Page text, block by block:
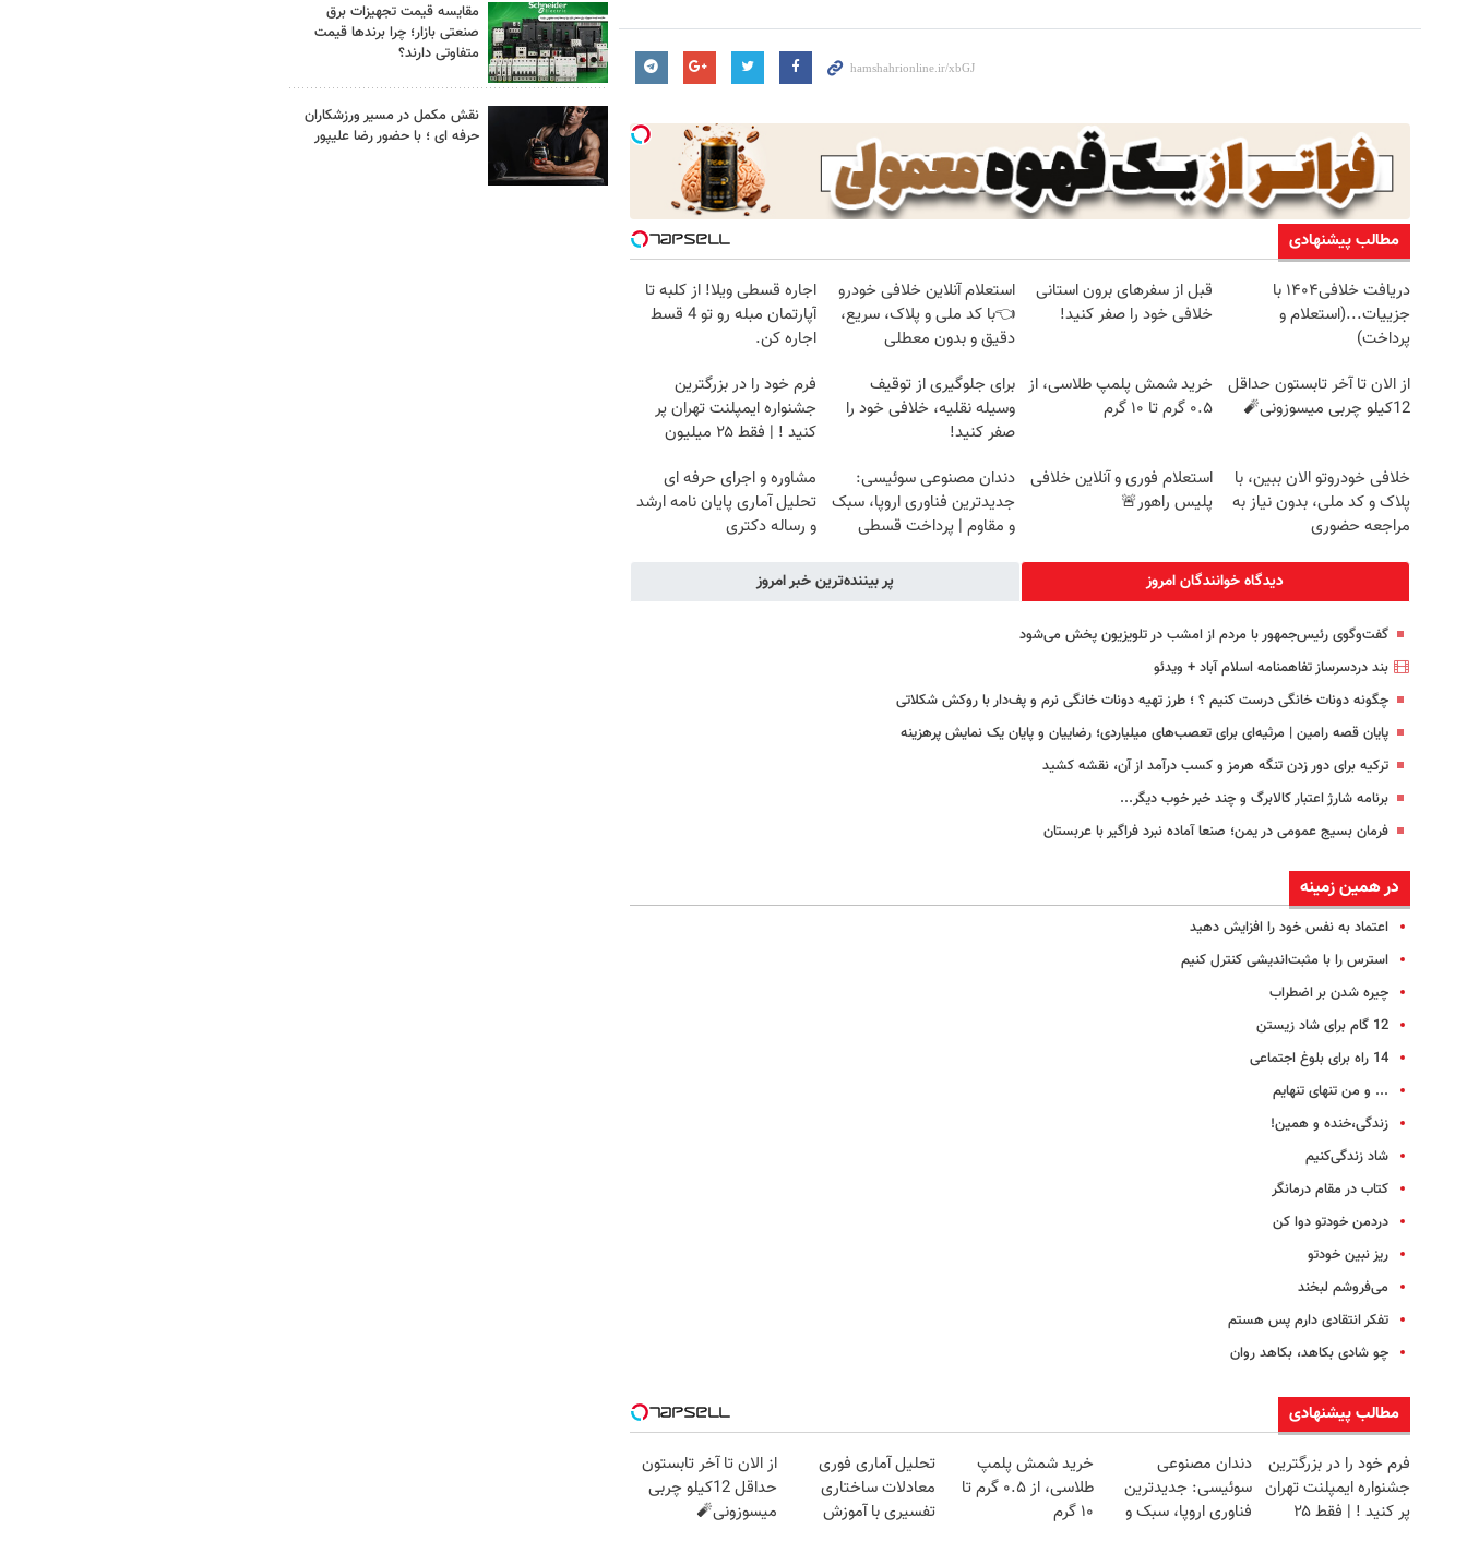
مطالب پیشنهادی
دریافت خلافی۱۴۰۴ با
جزییات...(استعلام و
پرداخت)
قبل از سفرهای برون استانی
خلافی خود را صفر کنید!
استعلام آنلاین خلافی خودرو
👈با کد ملی و پلاک، سریع،
دقیق و بدون معطلی
اجاره‌ قسطی ویلا! از کلبه تا
آپارتمان مبله رو تو 4 قسط
اجاره کن.
از الان تا آخر تابستون حداقل
12کیلو چربی میسوزونی🧨
خرید شمش پلمپ طلاسی، از
۰.۵ گرم تا ۱۰ گرم
برای جلوگیری از توقیف
وسیله نقلیه، خلافی خود را
صفر کنید!
فرم خود را در بزرگترین
جشنواره ایمپلنت تهران پر
کنید ! | فقط ۲۵ میلیون
خلافی خودروتو الان ببین، با
پلاک و کد ملی، بدون نیاز به
مراجعه حضوری
استعلام فوری و آنلاین خلافی
پلیس راهور🚨
دندان مصنوعی سوئیسی:
جدیدترین فناوری اروپا، سبک
و مقاوم | پرداخت قسطی
مشاوره و اجرای حرفه ای
تحلیل آماری پایان نامه ارشد
و رساله دکتری
دیدگاه خوانندگان امروز پر بیننده‌ترین خبر امروز
گفت‌وگوی رئیس‌جمهور با مردم از امشب در تلویزیون پخش می‌شود
بند دردسرساز تفاهمنامه اسلام آباد + ویدئو
چگونه دونات خانگی درست کنیم ؟ ؛ طرز تهیه دونات خانگی نرم و پف‌دار با روکش شکلاتی
پایان قصه رامین | مرثیه‌ای برای تعصب‌های میلیاردی؛ رضاییان و پایان یک نمایش پرهزینه
ترکیه برای دور زدن تنگه هرمز و کسب درآمد از آن، نقشه کشید
برنامه شارژ اعتبار کالابرگ و چند خبر خوب دیگر...
فرمان بسیج عمومی در یمن؛ صنعا آماده نبرد فراگیر با عربستان
در همین زمینه
اعتماد به نفس خود را افزایش دهید
استرس را با مثبت‌اندیشی کنترل کنیم
چیره شدن بر اضطراب
12 گام برای شاد زیستن
14 راه برای بلوغ اجتماعی
... و من تنهای تنهایم
زندگی،خنده و همین!
شاد زندگی‌کنیم
کتاب در مقام درمانگر
دردمن خودتو دوا کن
ریز نبین خودتو
می‌فروشم لبخند
تفکر انتقادی دارم پس هستم
چو شادی بکاهد، بکاهد روان
مطالب پیشنهادی
فرم خود را در بزرگترین
جشنواره ایمپلنت تهران
پر کنید ! | فقط ۲۵
دندان مصنوعی
سوئیسی: جدیدترین
فناوری اروپا، سبک و
خرید شمش پلمپ
طلاسی، از ۰.۵ گرم تا
۱۰ گرم
تحلیل آماری فوری
معادلات ساختاری
تفسیری با آموزش
از الان تا آخر تابستون
حداقل 12کیلو چربی
میسوزونی🧨
مقایسه قیمت تجهیزات برق
صنعتی بازار؛ چرا برندها قیمت
متفاوتی دارند؟
نقش مکمل در مسیر ورزشکاران
حرفه ای ؛ با حضور رضا علیپور